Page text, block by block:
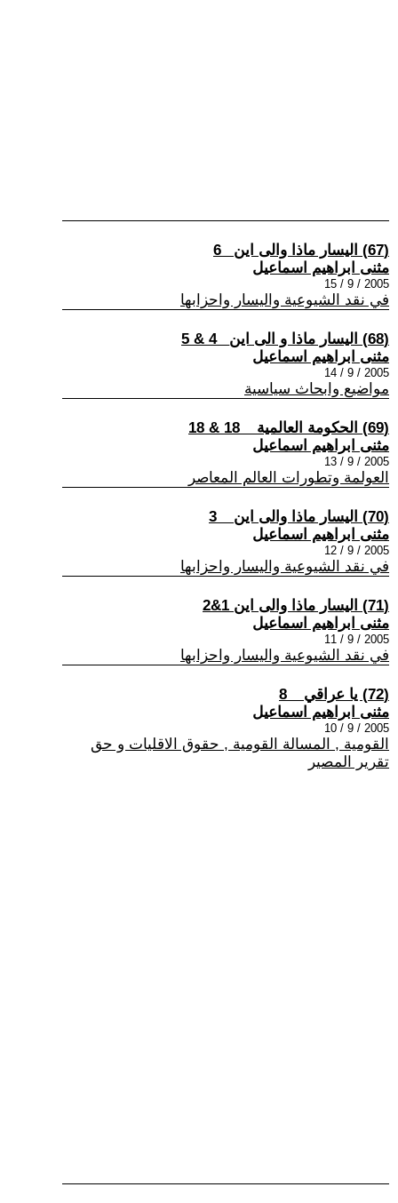
(67) اليسار ماذا والى اين _6
مثنى ابراهيم اسماعيل
2005 / 9 / 15
في نقد الشيوعية واليسار واحزابها
(68) اليسار ماذا و الى اين_ 4 & 5
مثنى ابراهيم اسماعيل
2005 / 9 / 14
مواضيع وابحاث سياسية
(69) الحكومة العالمية _ 18 & 18
مثنى ابراهيم اسماعيل
2005 / 9 / 13
العولمة وتطورات العالم المعاصر
(70) اليسار ماذا والى اين _ 3
مثنى ابراهيم اسماعيل
2005 / 9 / 12
في نقد الشيوعية واليسار واحزابها
(71) اليسار ماذا والى اين 1&2
مثنى ابراهيم اسماعيل
2005 / 9 / 11
في نقد الشيوعية واليسار واحزابها
(72) يا عراقي _ 8
مثنى ابراهيم اسماعيل
2005 / 9 / 10
القومية , المسالة القومية , حقوق الاقليات و حق
تقرير المصير